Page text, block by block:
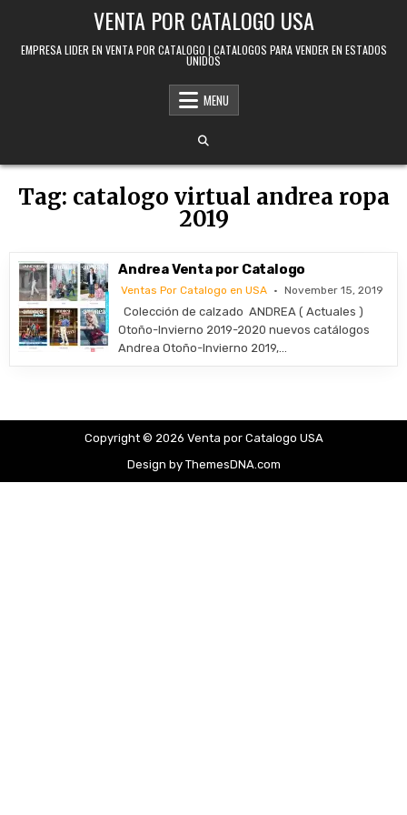
VENTA POR CATALOGO USA
EMPRESA LIDER EN VENTA POR CATALOGO | CATALOGOS PARA VENDER EN ESTADOS
UNIDOS
MENU
Tag: catalogo virtual andrea ropa
2019
Andrea Venta por Catalogo
Ventas Por Catalogo en USA November 15, 2019
Colección de calzado ANDREA ( Actuales )
Otoño-Invierno 2019-2020 nuevos catálogos
Andrea Otoño-Invierno 2019,…
Copyright © 2026 Venta por Catalogo USA
Design by ThemesDNA.com